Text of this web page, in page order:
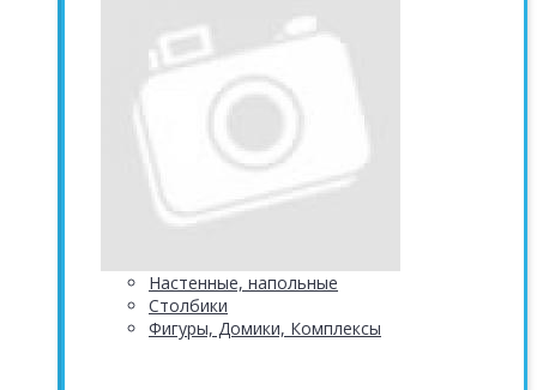
Настенные, напольные
Столбики
Фигуры, Домики, Комплексы